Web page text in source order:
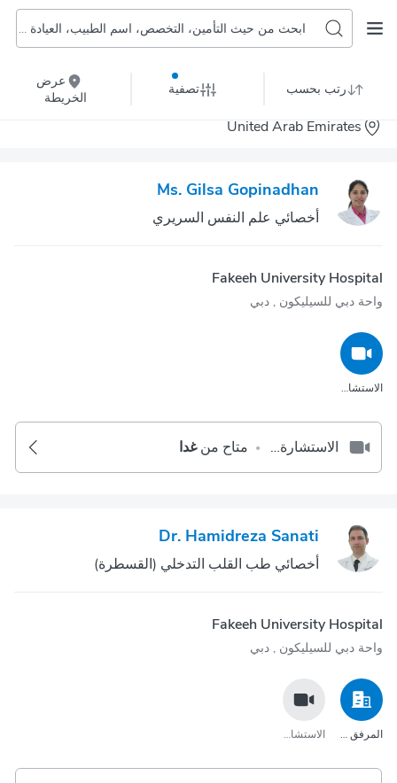
ابحث من حيث التأمين، التخصص، اسم الطبيب، العيادة أو المستشفى
رتب بحسب تصفية
عرض
الخريطة
United Arab Emirates
Ms. Gilsa Gopinadhan
أخصائي علم النفس السريري
Fakeeh University Hospital
واحة دبي للسيليكون‎ , دبي
الاستشارة عبر مكالمة الفيديو
الاستشارة عبر مكالمة الفيديو • متاح من غدا
Dr. Hamidreza Sanati
أخصائي طب القلب التدخلي (القسطرة)
Fakeeh University Hospital
واحة دبي للسيليكون‎ , دبي
المرفق الصحي الاستشارة عبر مكالمة الفيديو